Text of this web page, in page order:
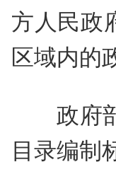
方人民政
区域内的
政府
目录编制